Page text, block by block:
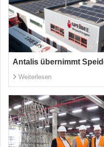
Antalis übernimmt
Weiterlesen